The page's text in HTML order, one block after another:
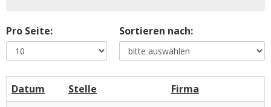
Pro Seite: Sortieren nach:
Datum Stelle
Firma